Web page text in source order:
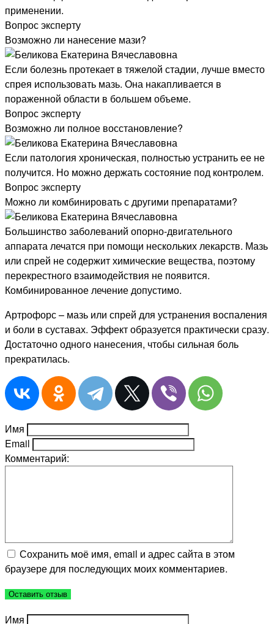
применении.
Вопрос эксперту
Возможно ли нанесение мази?
Если болезнь протекает в тяжелой стадии, лучше вместо
спрея использовать мазь. Она накапливается в
пораженной области в большем объеме.
Вопрос эксперту
Возможно ли полное восстановление?
Если патология хроническая, полностью устранить ее не
получится. Но можно держать состояние под контролем.
Вопрос эксперту
Можно ли комбинировать с другими препаратами?
Большинство заболеваний опорно-двигательного
аппарата лечатся при помощи нескольких лекарств. Мазь
или спрей не содержит химические вещества, поэтому
перекрестного взаимодействия не появится.
Комбинированное лечение допустимо.
Артрофорс – мазь или спрей для устранения воспаления
и боли в суставах. Эффект образуется практически сразу.
Достаточно одного нанесения, чтобы сильная боль
прекратилась.
Имя
Email
Комментарий:
Сохранить моё имя, email и адрес сайта в этом
браузере для последующих моих комментариев.
Имя